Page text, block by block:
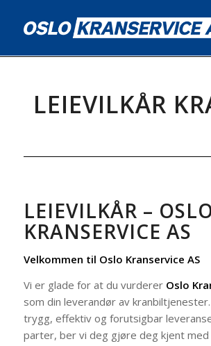
LEIEVILKÅR
LEIEVILKÅR –
KRANSERVICE AS
Velkommen til Oslo Kranservice AS
Vi er glade for at du vurderer Oslo
som din leverandør av
trygg, effektiv og forutsigbar
parter, ber vi deg gjøre deg kjent med